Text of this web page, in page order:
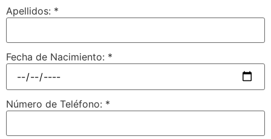
Apellidos: *
Fecha de Nacimiento: *
Número de Teléfono: *